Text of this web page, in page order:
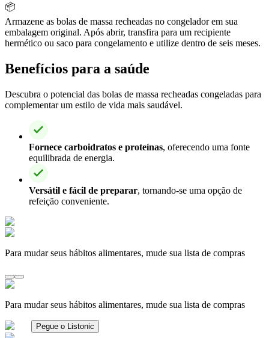
📦
Armazene as bolas de massa recheadas no congelador em sua
embalagem original. Após abrir, transfira para um recipiente
hermético ou saco para congelamento e utilize dentro de seis meses.
Benefícios para a saúde
Descubra o potencial das bolas de massa recheadas congeladas para
complementar um estilo de vida mais saudável.
Fornece carboidratos e proteínas, oferecendo uma fonte
equilibrada de energia.
Versátil e fácil de preparar, tornando-se uma opção de
refeição conveniente.
Para mudar seus hábitos alimentares, mude sua lista de compras
Para mudar seus hábitos alimentares, mude sua lista de compras
Pegue o Listonic